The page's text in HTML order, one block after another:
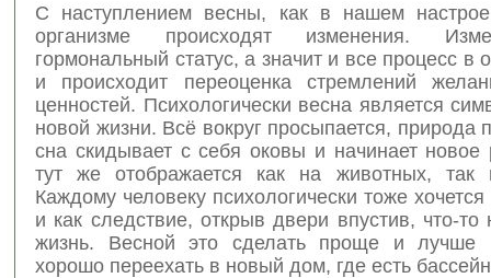
С наступлением весны, как в нашем
организме происходят изменения.
гормональный статус, а значит и все процесс в
и происходит переоценка стремлений
ценностей. Психологически весна является
новой жизни. Всё вокруг просыпается, природа
сна скидывает с себя оковы и начинает новое
тут же отображается как на животных,
Каждому человеку психологически тоже хочется
и как следствие, открыв двери впустив, что-
жизнь. Весной это сделать проще и лучше
хорошо переехать в новый дом, где есть